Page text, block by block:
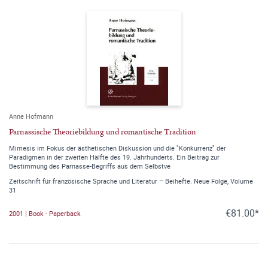
Anne Hofmann
Parnassische Theoriebildung und romantische Tradition
Mimesis im Fokus der ästhetischen Diskussion und die "Konkurrenz" der
Paradigmen in der zweiten Hälfte des 19. Jahrhunderts. Ein Beitrag zur
Bestimmung des Parnasse-Begriffs aus dem Selbstve
Zeitschrift für französische Sprache und Literatur – Beihefte. Neue Folge, Volume
31
2001 | Book - Paperback €81.00*